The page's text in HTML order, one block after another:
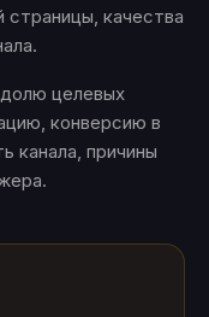
страницы, качества
целевых
конверсию в
канала, причины